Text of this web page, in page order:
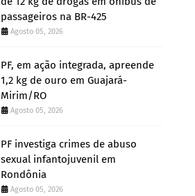
passageiros na BR-425
Agosto 05, 2026
PF, em ação integrada, apreende
1,2 kg de ouro em Guajará-
Mirim/RO
Agosto 05, 2026
PF investiga crimes de abuso
sexual infantojuvenil em
Rondônia
Agosto 05, 2026